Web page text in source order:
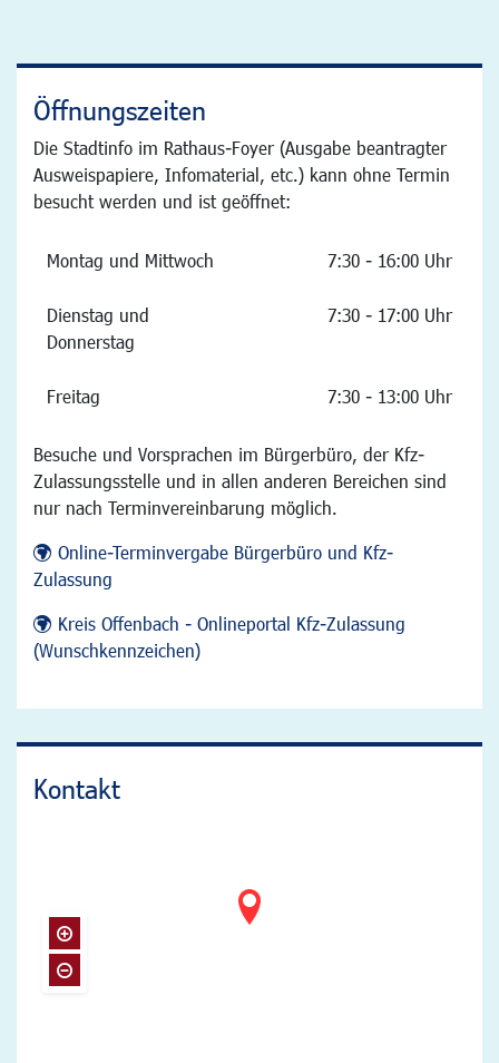
Öffnungszeiten
Die Stadtinfo im Rathaus-Foyer (Ausgabe beantragter
Ausweispapiere, Infomaterial, etc.) kann ohne Termin
besucht werden und ist geöffnet:
Montag und Mittwoch 7:30 - 16:00 Uhr
Dienstag und
Donnerstag
7:30 - 17:00 Uhr
Freitag 7:30 - 13:00 Uhr
Besuche und Vorsprachen im Bürgerbüro, der Kfz-
Zulassungsstelle und in allen anderen Bereichen sind
nur nach Terminvereinbarung möglich.
Online-Terminvergabe Bürgerbüro und Kfz-
Zulassung
Kreis Offenbach - Onlineportal Kfz-Zulassung
(Wunschkennzeichen)
Kontakt